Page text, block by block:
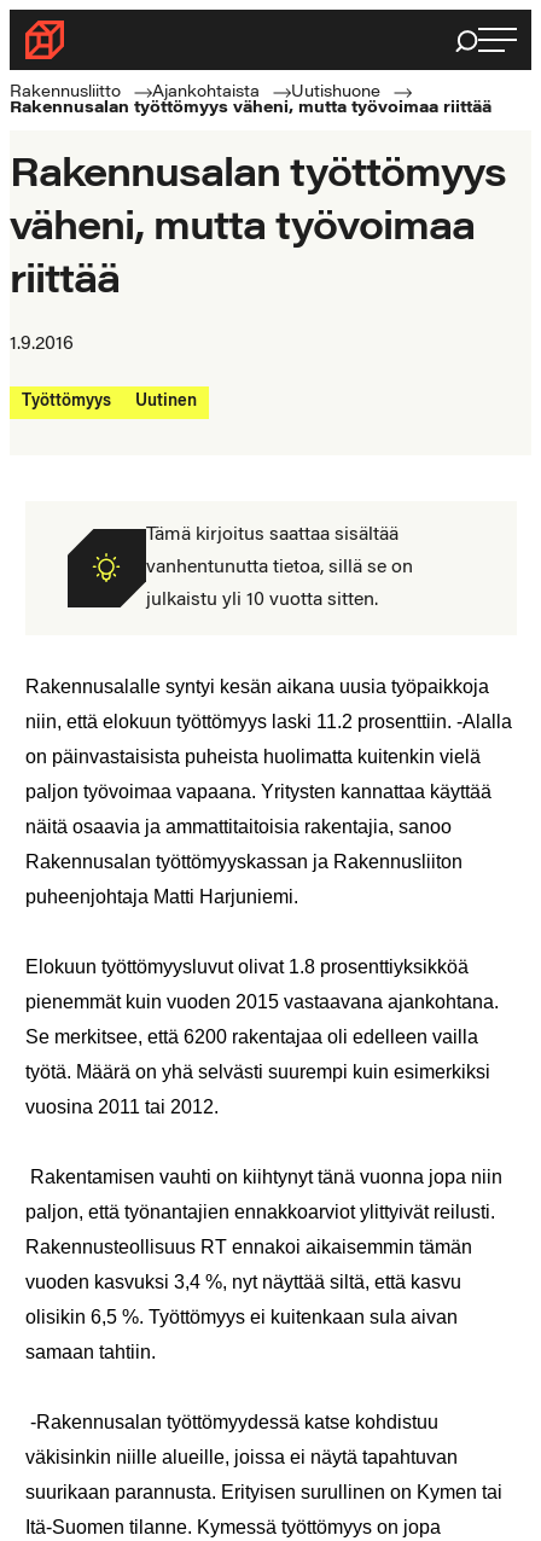
Siirry
suoraan
sisältöön
Rakennusliitto
Rakennusalan
ammattilaisten
Haku
Rakennusliitto Ajankohtaista
Uutishuone
Rakennusalan työttömyys väheni, mutta työvoimaa riittää
Rakennusalan työttömyys
väheni, mutta työvoimaa
riittää
1.9.2016
Työttömyys Uutinen
Tämä kirjoitus saattaa sisältää
vanhentunutta tietoa, sillä se on
julkaistu yli 10 vuotta sitten.
Rakennusalalle syntyi kesän aikana uusia työpaikkoja
niin, että elokuun työttömyys laski 11.2 prosenttiin. -Alalla
on päinvastaisista puheista huolimatta kuitenkin vielä
paljon työvoimaa vapaana. Yritysten kannattaa käyttää
näitä osaavia ja ammattitaitoisia rakentajia, sanoo
Rakennusalan työttömyyskassan ja Rakennusliiton
puheenjohtaja Matti Harjuniemi.
Elokuun työttömyysluvut olivat 1.8 prosenttiyksikköä
pienemmät kuin vuoden 2015 vastaavana ajankohtana.
Se merkitsee, että 6200 rakentajaa oli edelleen vailla
työtä. Määrä on yhä selvästi suurempi kuin esimerkiksi
vuosina 2011 tai 2012.
Rakentamisen vauhti on kiihtynyt tänä vuonna jopa niin
paljon, että työnantajien ennakkoarviot ylittyivät reilusti.
Rakennusteollisuus RT ennakoi aikaisemmin tämän
vuoden kasvuksi 3,4 %, nyt näyttää siltä, että kasvu
olisikin 6,5 %. Työttömyys ei kuitenkaan sula aivan
samaan tahtiin.
-Rakennusalan työttömyydessä katse kohdistuu
väkisinkin niille alueille, joissa ei näytä tapahtuvan
suurikaan parannusta. Erityisen surullinen on Kymen tai
Itä-Suomen tilanne. Kymessä työttömyys on jopa